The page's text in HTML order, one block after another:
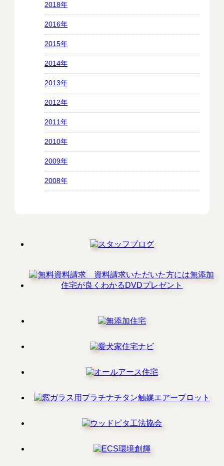
2018年
2016年
2015年
2014年
2013年
2012年
2011年
2010年
2009年
2008年